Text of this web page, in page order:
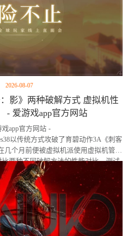
2026-08-07
影》两种破解方式 虚拟机性
- 爱游戏app官方网站
戏app官方网站 -
以传统方式攻破了育碧动作3A《刺客
几个月前便被虚拟机派使用虚拟机管理
两种不同破解方法的性能对比。测试
程序是否真的会像许多玩家认为的那
明显的帧数下降。